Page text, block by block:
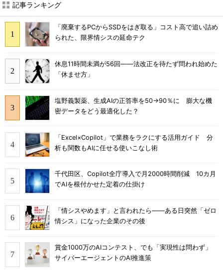
記事ランキング
「廃棄するPCからSSDをはぎ取る」コスト高で追い詰め
られた、限界情シスの延命テク
休息11時間未満が56回――法改正を待たず問われ始めた
「休ませ方」
塩野義製薬、生成AIの正答率を50→90％に 膨大な機
密データをどう最適化した？
「Excel×Copilot」で業務をラクにする活用ガイド 分
析も関数もAIに任せる使いこなし術
千代田区、Copilot全庁導入で月2000時間削減 10カ月
でAIを根付かせた定着の仕掛け
「情シスやめます」と言われたら――ある日突然「ゼロ
情シス」になった企業のその後
賞金1000万のAIコンテスト、でも「実現性は問わず」
サイバーエージェントのAI推進策